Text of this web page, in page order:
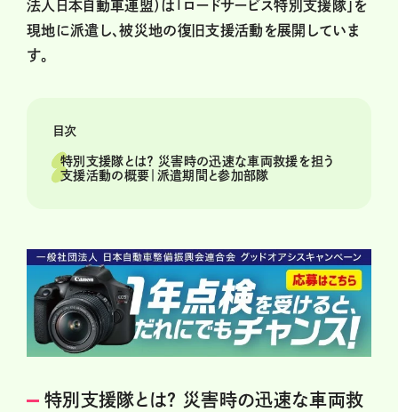
法人日本自動車連盟）は「ロードサービス特別支援隊」を
現地に派遣し、被災地の復旧支援活動を展開していま
す。
目次
特別支援隊とは？ 災害時の迅速な車両救援を担う
支援活動の概要｜派遣期間と参加部隊
特別支援隊とは？ 災害時の迅速な車両救